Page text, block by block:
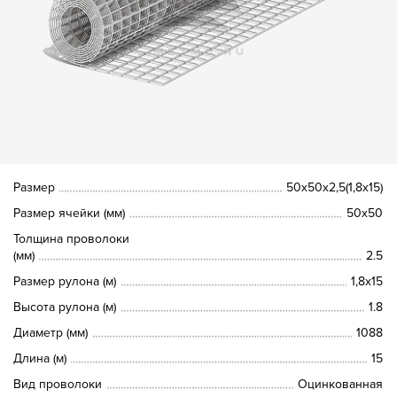
Размер
50х50х2,5(1,8х15)
Размер ячейки (мм)
50х50
Толщина проволоки
(мм)
2.5
Размер рулона (м)
1,8х15
Высота рулона (м)
1.8
Диаметр (мм)
1088
Длина (м)
15
Вид проволоки
Оцинкованная